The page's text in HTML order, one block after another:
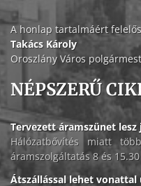
A honlap tartalmáért
Takács Károly
Oroszlány Város
NÉPSZERŰ
Tervezett áramszünet lesz
Hálózatbővítés miatt
áramszolgáltatás 8 és
Átszállással lehet vonattal